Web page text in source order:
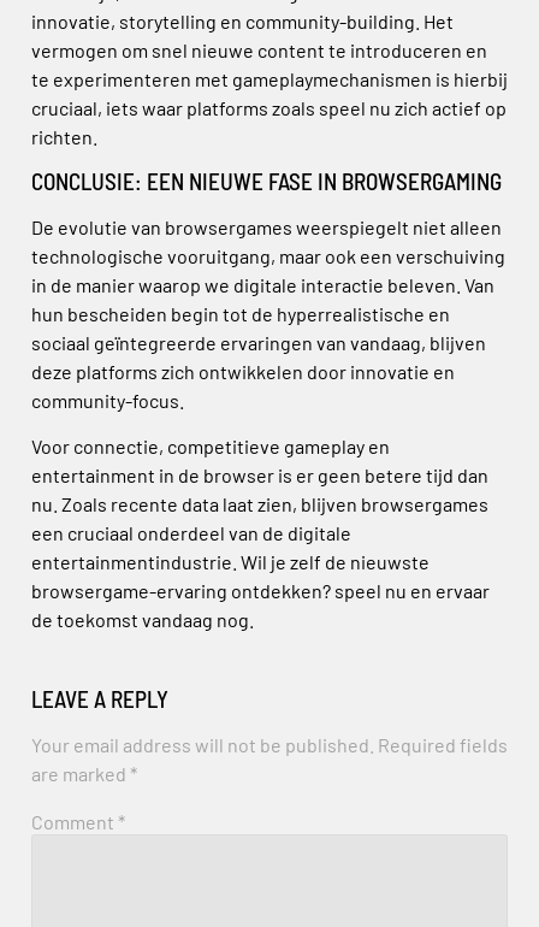
innovatie, storytelling en community-building. Het
vermogen om snel nieuwe content te introduceren en
te experimenteren met gameplaymechanismen is hierbij
cruciaal, iets waar platforms zoals speel nu zich actief op
richten.
CONCLUSIE: EEN NIEUWE FASE IN BROWSERGAMING
De evolutie van browsergames weerspiegelt niet alleen
technologische vooruitgang, maar ook een verschuiving
in de manier waarop we digitale interactie beleven. Van
hun bescheiden begin tot de hyperrealistische en
sociaal geïntegreerde ervaringen van vandaag, blijven
deze platforms zich ontwikkelen door innovatie en
community-focus.
Voor connectie, competitieve gameplay en
entertainment in de browser is er geen betere tijd dan
nu. Zoals recente data laat zien, blijven browsergames
een cruciaal onderdeel van de digitale
entertainmentindustrie. Wil je zelf de nieuwste
browsergame-ervaring ontdekken? speel nu en ervaar
de toekomst vandaag nog.
LEAVE A REPLY
Your email address will not be published. Required fields
are marked *
Comment *